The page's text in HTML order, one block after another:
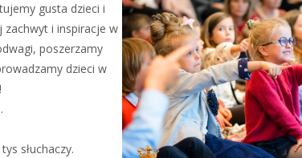
gusta dzieci i
zachwyt i inspiracje w
poszerzamy
dzieci w
słuchaczy.